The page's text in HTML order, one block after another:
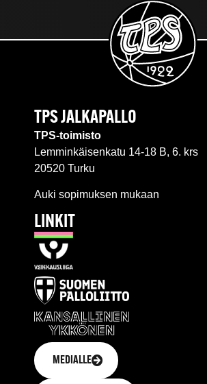
TPS JALKAPALLO
TPS-toimisto
Lemminkäisenkatu 14-18 B, 6. krs
20520 Turku
Auki sopimuksen mukaan
LINKIT
MEDIALLE